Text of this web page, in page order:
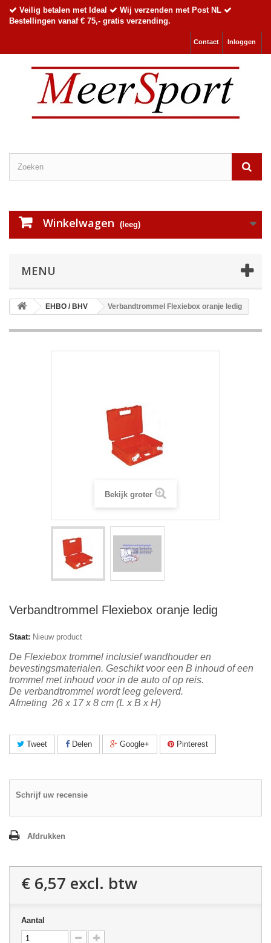
Veilig betalen met Ideal
Wij verzenden met Post NL
Bestellingen vanaf € 75,- gratis verzending.
Inloggen
Contact
Winkelwagen (leeg)
MENU
EHBO / BHV Verbandtrommel Flexiebox oranje ledig
Bekijk groter
Verbandtrommel Flexiebox oranje ledig
Staat: Nieuw product
De Flexiebox trommel inclusief wandhouder en
bevestingsmaterialen. Geschikt voor een B inhoud of een
trommel met inhoud voor in de auto of op reis.
De verbandtrommel wordt leeg geleverd.
Afmeting 26 x 17 x 8 cm (L x B x H)
Tweet Delen Google+ Pinterest
Schrijf uw recensie
Afdrukken
€ 6,57 excl. btw
Aantal